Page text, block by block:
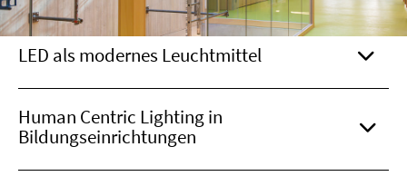
LED als modernes Leuchtmittel
Human Centric Lighting in
Bildungseinrichtungen